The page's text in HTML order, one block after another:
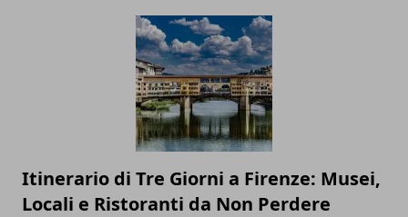
Itinerario di Tre Giorni a Firenze: Musei,
Locali e Ristoranti da Non Perdere